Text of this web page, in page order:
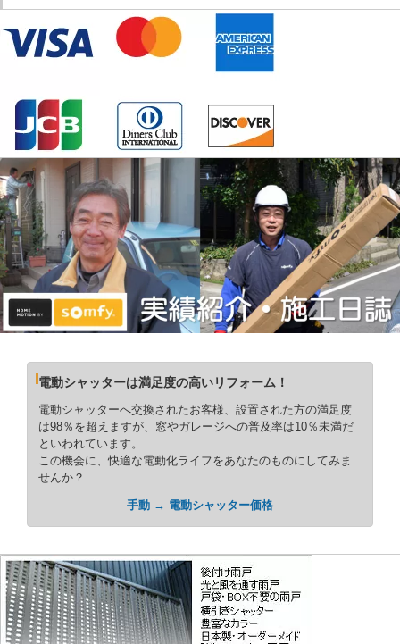
電動シャッターは満足度の高いリフォーム！
電動シャッターへ交換されたお客様、設置された方の満足度
は98％を超えますが、窓やガレージへの普及率は10％未満だ
といわれています。
この機会に、快適な電動化ライフをあなたのものにしてみま
せんか？
手動 → 電動シャッター価格